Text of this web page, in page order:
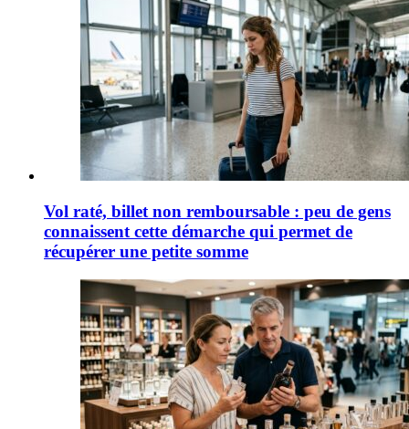
Vol raté, billet non remboursable : peu de gens
connaissent cette démarche qui permet de
récupérer une petite somme